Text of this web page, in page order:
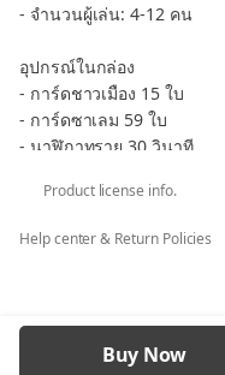
- จำนวนผู้เล่น: 4-12 คน
อุปกรณ์ในกล่อง
- การ์ดชาวเมือง 15 ใบ
- การ์ดซาเลม 59 ใบ
- นาฬิกาทราย 30 วินาที
- การ์ดไต่สวน 39 ใบ
จำนวน: 128 ซอง / 3 แพค
Product license info.
Help center & Return Policies
Buy Now